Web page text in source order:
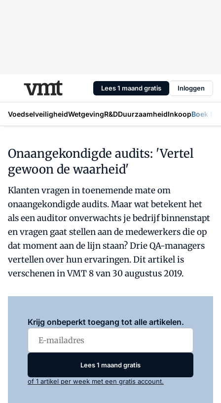
Lees 1 maand gratis Inloggen
VoedselveiligheidWetgevingR&DDuurzaamheidInkoopBoek
Onaangekondigde audits: 'Vertel
gewoon de waarheid'
Klanten vragen in toenemende mate om
onaangekondigde audits. Maar wat betekent het
als een auditor onverwachts je bedrijf binnenstapt
en vragen gaat stellen aan de medewerkers die op
dat moment aan de lijn staan? Drie QA-managers
vertellen over hun ervaringen. Dit artikel is
verschenen in VMT 8 van 30 augustus 2019.
Krijg onbeperkt toegang tot alle artikelen.
Lees 1 maand gratis
of 1 artikel per week met een gratis account.